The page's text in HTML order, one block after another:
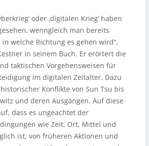
oder ‚digitalen Krieg‘ haben
wenngleich man bereits
welche Richtung es gehen wird“,
in seinem Buch. Er erörtert die
taktischen Vorgehensweisen für
im digitalen Zeitalter. Dazu
Konflikte von Sun Tsu bis
und deren Ausgängen. Auf diese
dass es ungeachtet der
wie Zeit, Ort, Mittel und
ist, von früheren Aktionen und